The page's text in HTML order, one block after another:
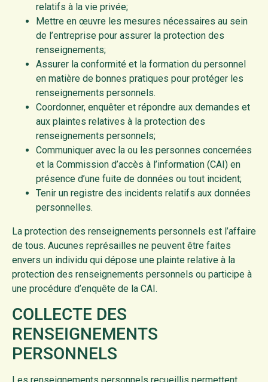
relatifs à la vie privée;
Mettre en œuvre les mesures nécessaires au sein
de l’entreprise pour assurer la protection des
renseignements;
Assurer la conformité et la formation du personnel
en matière de bonnes pratiques pour protéger les
renseignements personnels.
Coordonner, enquêter et répondre aux demandes et
aux plaintes relatives à la protection des
renseignements personnels;
Communiquer avec la ou les personnes concernées
et la Commission d’accès à l’information (CAI) en
présence d’une fuite de données ou tout incident;
Tenir un registre des incidents relatifs aux données
personnelles.
La protection des renseignements personnels est l’affaire
de tous. Aucunes représailles ne peuvent être faites
envers un individu qui dépose une plainte relative à la
protection des renseignements personnels ou participe à
une procédure d’enquête de la CAI.
COLLECTE DES
RENSEIGNEMENTS
PERSONNELS